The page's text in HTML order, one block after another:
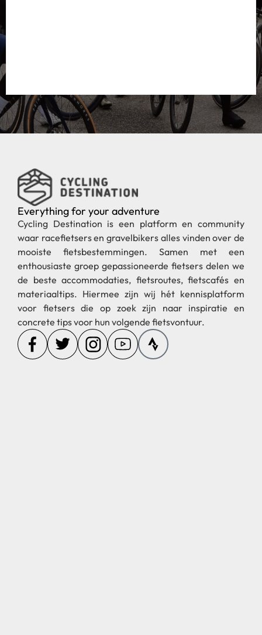
Everything for your adventure
Cycling Destination is een platform en community
waar racefietsers en gravelbikers alles vinden over de
mooiste fietsbestemmingen. Samen met een
enthousiaste groep gepassioneerde fietsers delen we
de beste accommodaties, fietsroutes, fietscafés en
materiaaltips. Hiermee zijn wij hét kennisplatform
voor fietsers die op zoek zijn naar inspiratie en
concrete tips voor hun volgende fietsvontuur.